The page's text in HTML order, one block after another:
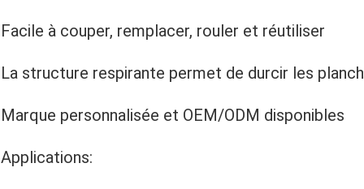
Facile à couper, remplacer, rouler et réutiliser
La structure respirante permet de durcir les
Marque personnalisée et OEM/ODM disponibles
Applications: